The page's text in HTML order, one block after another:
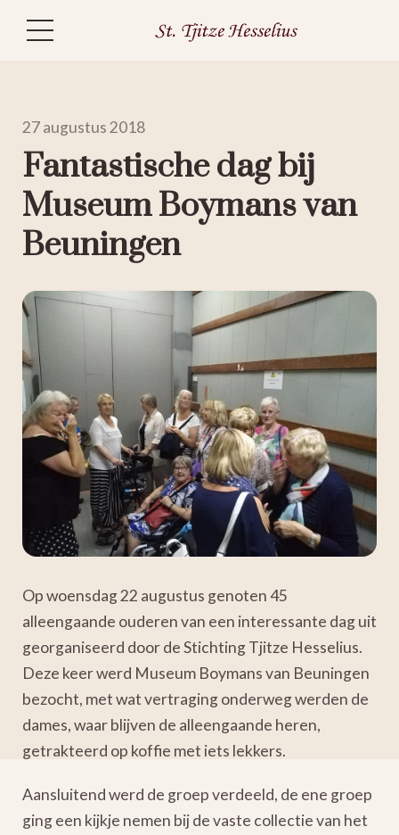
27 augustus 2018
Fantastische dag bij
Museum Boymans van
Beuningen
Op woensdag 22 augustus genoten 45
alleengaande ouderen van een interessante dag uit
georganiseerd door de Stichting Tjitze Hesselius.
Deze keer werd Museum Boymans van Beuningen
bezocht, met wat vertraging onderweg werden de
dames, waar blijven de alleengaande heren,
getrakteerd op koffie met iets lekkers.
Aansluitend werd de groep verdeeld, de ene groep
ging een kijkje nemen bij de vaste collectie van het